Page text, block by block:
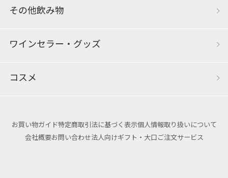
その他飲み物
ワインセラー・グッズ
コスメ
お買い物ガイド特定商取引法に基づく表示個人情報取り扱いについて
会社概要お問い合わせ法人向けギフト・大口ご注文サービス